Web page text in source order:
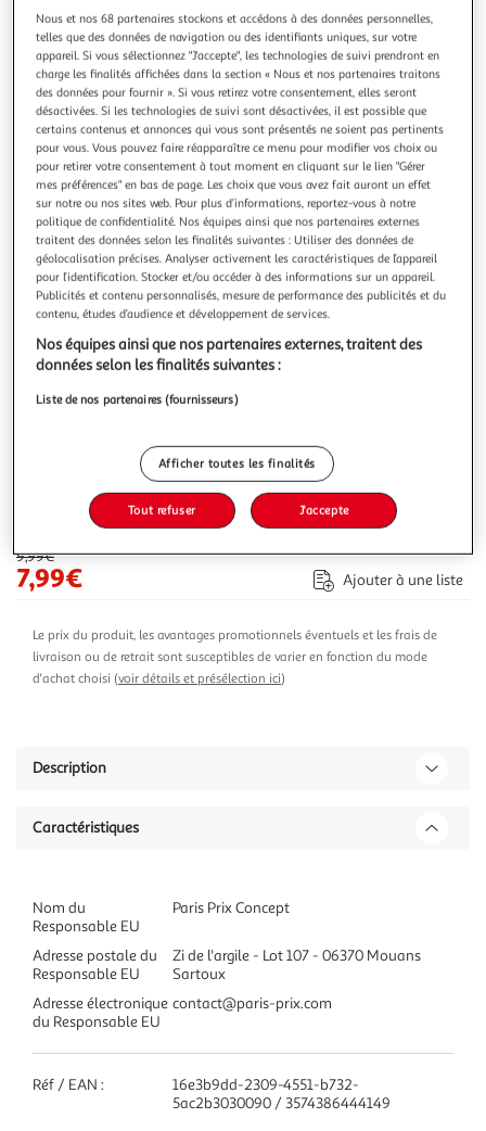
précédentesuivante
DOUCEUR D'INTÉRIEUR
Housse de coussin romane 40x40cm naturel
Informations Techniques : Dimensions : L. 40 x l. 40 cm
Produit Packagé : L. 21 x l. 1 x H. 47 cm Matière : 100%
Polyester Spécificités : Tendance & Moderne Housse de
Coussin Forme Carrée Design Uni Texture Microfibre
Finition Couture Poids : 0,09 kg Couleur : Naturel
En savoir +
Vendu par Paris Prix
Livr. ou retrait dès 3/4 jours
A partir de 7,99€
Plus d'options
Vendu parParis Prix 7,99€ 9,99€
Livraison dès 5/6 jours
Multishop
9,99€
7,99€
Ajouter au panier
Ajouter à une liste
Le prix du produit, les avantages promotionnels éventuels et les frais de
livraison ou de retrait sont susceptibles de varier en fonction du mode
d'achat choisi (voir détails et présélection ici)
Description
Caractéristiques
Nom du
Responsable EU
Paris Prix Concept
Adresse postale du
Responsable EU
Zi de l'argile - Lot 107 - 06370 Mouans
Sartoux
Adresse électronique
du Responsable EU
contact@paris-prix.com
Réf / EAN :
16e3b9dd-2309-4551-b732-
5ac2b3030090 / 3574386444149
Nous et nos 68 partenaires stockons et accédons à des données personnelles,
telles que des données de navigation ou des identifiants uniques, sur votre
appareil. Si vous sélectionnez "J'accepte", les technologies de suivi prendront en
charge les finalités affichées dans la section « Nous et nos partenaires traitons
des données pour fournir ». Si vous retirez votre consentement, elles seront
désactivées. Si les technologies de suivi sont désactivées, il est possible que
certains contenus et annonces qui vous sont présentés ne soient pas pertinents
pour vous. Vous pouvez faire réapparaître ce menu pour modifier vos choix ou
pour retirer votre consentement à tout moment en cliquant sur le lien "Gérer
mes préférences" en bas de page. Les choix que vous avez fait auront un effet
sur notre ou nos sites web. Pour plus d’informations, reportez-vous à notre
politique de confidentialité. Nos équipes ainsi que nos partenaires externes
traitent des données selon les finalités suivantes : Utiliser des données de
géolocalisation précises. Analyser activement les caractéristiques de l’appareil
pour l’identification. Stocker et/ou accéder à des informations sur un appareil.
Publicités et contenu personnalisés, mesure de performance des publicités et du
contenu, études d’audience et développement de services.
Nos équipes ainsi que nos partenaires externes, traitent des
données selon les finalités suivantes :
Liste de nos partenaires (fournisseurs)
Afficher toutes les finalités
Tout refuser J'accepte